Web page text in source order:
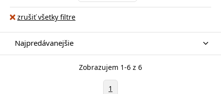
zrušiť všetky filtre
Najpredávanejšie
Zobrazujem 1-6 z 6
1